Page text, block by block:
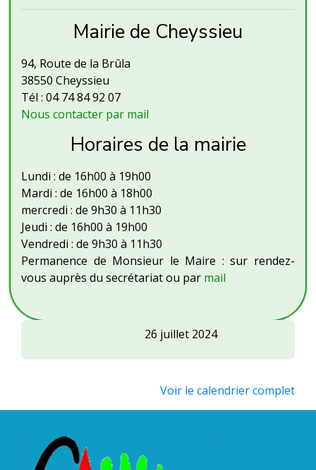
Mairie de Cheyssieu
94, Route de la Brûla
38550 Cheyssieu
Tél : 04 74 84 92 07
Nous contacter par mail
Horaires de la mairie
Lundi : de 16h00 à 19h00
Mardi : de 16h00 à 18h00
mercredi : de 9h30 à 11h30
Jeudi : de 16h00 à 19h00
Vendredi : de 9h30 à 11h30
Permanence de Monsieur le Maire : sur rendez-
vous auprès du secrétariat ou par mail
Inauguration
bâtiment
26 juillet 2024
Voir le calendrier complet